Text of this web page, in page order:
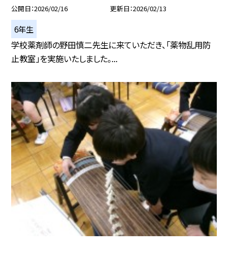
公開日 2026/02/16 更新日 2026/02/13
6年生
学校薬剤師の野田慎二先生に来ていただき、「薬物乱用防
止教室」を実施いたしました。...